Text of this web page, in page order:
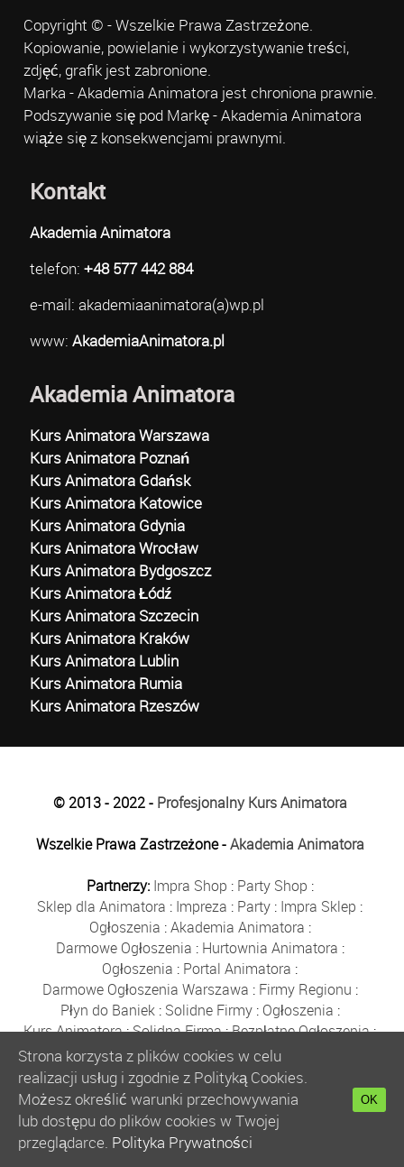
Copyright © - Wszelkie Prawa Zastrzeżone.
Kopiowanie, powielanie i wykorzystywanie treści,
zdjęć, grafik jest zabronione.
Marka - Akademia Animatora jest chroniona prawnie.
Podszywanie się pod Markę - Akademia Animatora
wiąże się z konsekwencjami prawnymi.
Kontakt
Akademia Animatora
telefon: +48 577 442 884
e-mail: akademiaanimatora(a)wp.pl
www: AkademiaAnimatora.pl
Akademia Animatora
Kurs Animatora Warszawa
Kurs Animatora Poznań
Kurs Animatora Gdańsk
Kurs Animatora Katowice
Kurs Animatora Gdynia
Kurs Animatora Wrocław
Kurs Animatora Bydgoszcz
Kurs Animatora Łódź
Kurs Animatora Szczecin
Kurs Animatora Kraków
Kurs Animatora Lublin
Kurs Animatora Rumia
Kurs Animatora Rzeszów
© 2013 - 2022 - Profesjonalny Kurs Animatora
Wszelkie Prawa Zastrzeżone -Akademia Animatora
Partnerzy: Impra Shop : Party Shop :
Sklep dla Animatora : Impreza : Party : Impra Sklep :
Ogłoszenia :Akademia Animatora :
Darmowe Ogłoszenia : Hurtownia Animatora :
Ogłoszenia : Portal Animatora :
Darmowe Ogłoszenia Warszawa : Firmy Regionu :
Płyn do Baniek: Solidne Firmy: Ogłoszenia :
Kurs Animatora:Solidna Firma:Bezpłatne Ogłoszenia:
Animator Czasu Wolnego:
Bezpłatne Ogłoszenia Warszawa:sklep animatora
Bańki Mydlane:Bezpłatne Ogłoszenia
Szkolenie Animatorów:Kurs Animatora
:
Kurs Animatora Warszawa :Rumia
Kurs Animatora Poznań:
Strona korzysta z plików cookies w celu
realizacji usług i zgodnie z Polityką Cookies.
Możesz określić warunki przechowywania
lub dostępu do plików cookies w Twojej
przeglądarce. Polityka Prywatności
OK